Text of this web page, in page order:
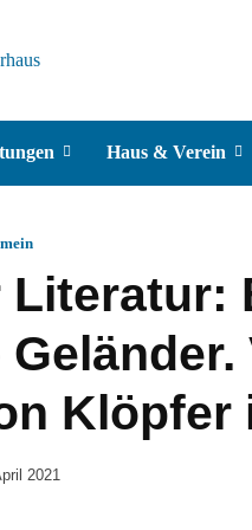
Haus & Verein
Literatur:
Klöpfer
2021